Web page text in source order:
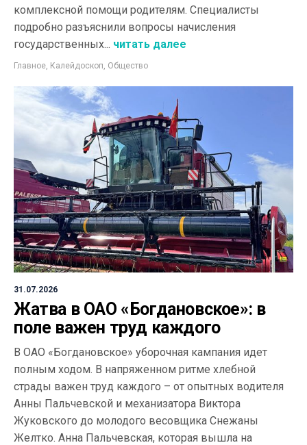
комплексной помощи родителям. Специалисты
подробно разъяснили вопросы начисления
государственных... читать далее
Главное, Калейдоскоп, Общество
31.07.2026
Жатва в ОАО «Богдановское»: в
поле важен труд каждого
В ОАО «Богдановское» уборочная кампания идет
полным ходом. В напряженном ритме хлебной
страды важен труд каждого – от опытных водителя
Анны Пальчевской и механизатора Виктора
Жуковского до молодого весовщика Снежаны
Желтко. Анна Пальчевская, которая вышла на